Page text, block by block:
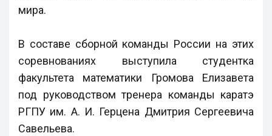
мира.
В составе сборной команды России на этих
соревнованиях выступила студентка
факультета математики Громова Елизавета
под руководством тренера команды каратэ
РГПУ им. А. И. Герцена Дмитрия Сергеевича
Савельева.